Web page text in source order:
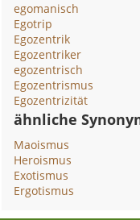
egomanisch
Egotrip
Egozentrik
Egozentriker
egozentrisch
Egozentrismus
Egozentrizität
ähnliche
Maoismus
Heroismus
Exotismus
Ergotismus